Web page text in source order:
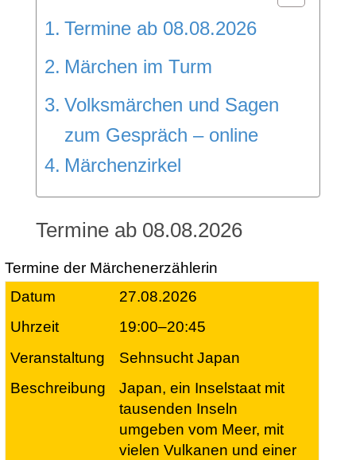
Termine ab 08.08.2026
Märchen im Turm
Volksmärchen und Sagen
zum Gespräch – online
Märchenzirkel
Termine ab 08.08.2026
Termine der Märchenerzählerin
27.08.2026
19:00–20:45
Sehnsucht Japan
Japan, ein Inselstaat mit
tausenden Inseln
umgeben vom Meer, mit
vielen Vulkanen und einer